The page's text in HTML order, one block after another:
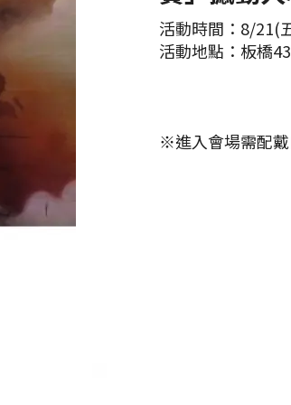
活動時間：8/21(
活動地點：板橋
※進入會場需配